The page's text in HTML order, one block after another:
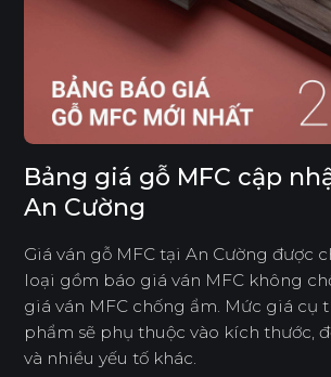
Bảng giá gỗ MFC cập
An Cường
Giá ván gỗ MFC tại An Cường được
loại gồm báo giá ván MFC không
giá ván MFC chống ẩm. Mức giá cụ
phẩm sẽ phụ thuộc vào kích thước,
và nhiều yếu tố khác.